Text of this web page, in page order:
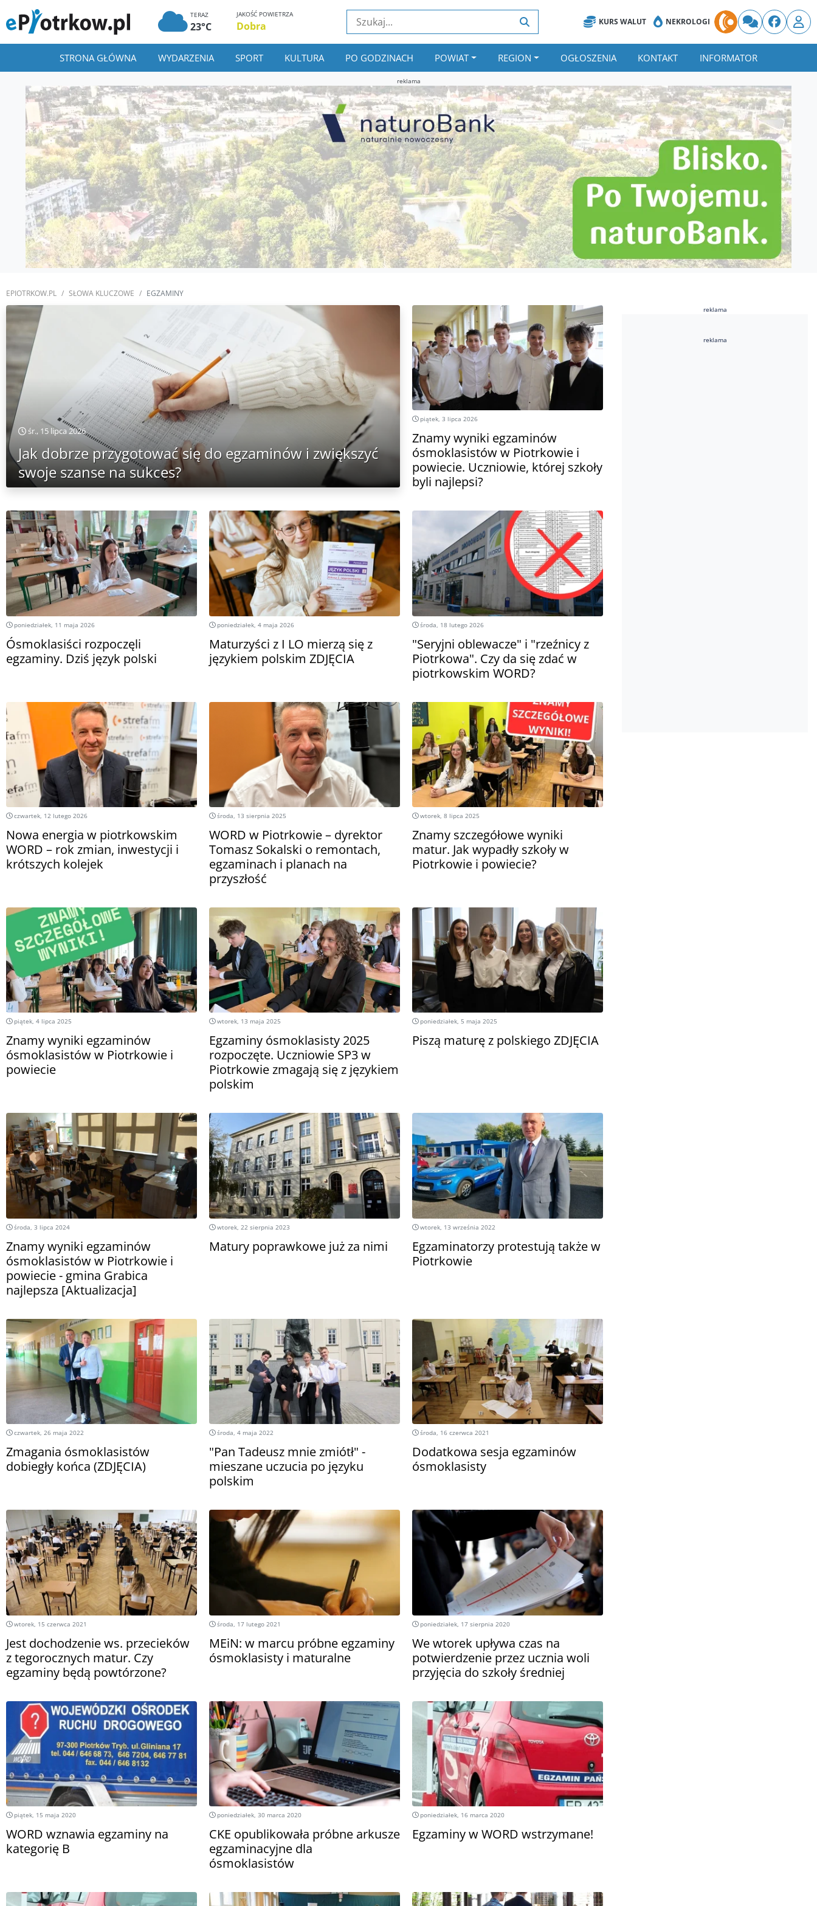
TERAZ
23°C
JAKOŚĆ POWIETRZA
Dobra KURS WALUT NEKROLOGI
STRONA GŁÓWNA WYDARZENIA SPORT KULTURA PO GODZINACH POWIAT REGION OGŁOSZENIA KONTAKT INFORMATOR
reklama
EPIOTRKOW.PL SŁOWA KLUCZOWE EGZAMINY
śr., 15 lipca 2026
Jak dobrze przygotować się do egzaminów i zwiększyć
swoje szanse na sukces?
piątek, 3 lipca 2026
Znamy wyniki egzaminów
ósmoklasistów w Piotrkowie i
powiecie. Uczniowie, której szkoły
byli najlepsi?
poniedziałek, 11 maja 2026
Ósmoklasiści rozpoczęli
egzaminy. Dziś język polski
poniedziałek, 4 maja 2026
Maturzyści z I LO mierzą się z
językiem polskim ZDJĘCIA
środa, 18 lutego 2026
"Seryjni oblewacze" i "rzeźnicy z
Piotrkowa". Czy da się zdać w
piotrkowskim WORD?
czwartek, 12 lutego 2026
Nowa energia w piotrkowskim
WORD – rok zmian, inwestycji i
krótszych kolejek
środa, 13 sierpnia 2025
WORD w Piotrkowie – dyrektor
Tomasz Sokalski o remontach,
egzaminach i planach na
przyszłość
wtorek, 8 lipca 2025
Znamy szczegółowe wyniki
matur. Jak wypadły szkoły w
Piotrkowie i powiecie?
piątek, 4 lipca 2025
Znamy wyniki egzaminów
ósmoklasistów w Piotrkowie i
powiecie
wtorek, 13 maja 2025
Egzaminy ósmoklasisty 2025
rozpoczęte. Uczniowie SP3 w
Piotrkowie zmagają się z językiem
polskim
poniedziałek, 5 maja 2025
Piszą maturę z polskiego ZDJĘCIA
środa, 3 lipca 2024
Znamy wyniki egzaminów
ósmoklasistów w Piotrkowie i
powiecie - gmina Grabica
najlepsza [Aktualizacja]
wtorek, 22 sierpnia 2023
Matury poprawkowe już za nimi
wtorek, 13 września 2022
Egzaminatorzy protestują także w
Piotrkowie
czwartek, 26 maja 2022
Zmagania ósmoklasistów
dobiegły końca (ZDJĘCIA)
środa, 4 maja 2022
"Pan Tadeusz mnie zmiótł" -
mieszane uczucia po języku
polskim
środa, 16 czerwca 2021
Dodatkowa sesja egzaminów
ósmoklasisty
wtorek, 15 czerwca 2021
Jest dochodzenie ws. przecieków
z tegorocznych matur. Czy
egzaminy będą powtórzone?
środa, 17 lutego 2021
MEiN: w marcu próbne egzaminy
ósmoklasisty i maturalne
poniedziałek, 17 sierpnia 2020
We wtorek upływa czas na
potwierdzenie przez ucznia woli
przyjęcia do szkoły średniej
piątek, 15 maja 2020
WORD wznawia egzaminy na
kategorię B
poniedziałek, 30 marca 2020
CKE opublikowała próbne arkusze
egzaminacyjne dla
ósmoklasistów
poniedziałek, 16 marca 2020
Egzaminy w WORD wstrzymane!
reklama
reklama